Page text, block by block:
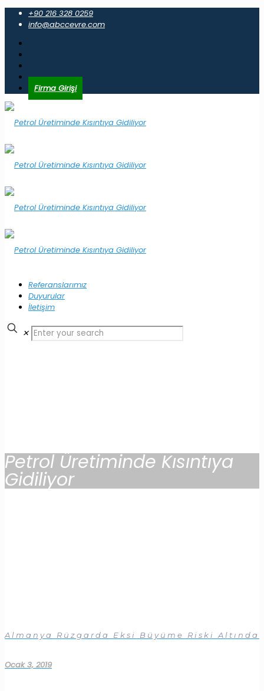
+90 216 328 0259
info@abccevre.com
Firma Girişi
Referanslarımız
Duyurular
İletişim
✕
Petrol Üretiminde Kısıntıya
Gidiliyor
Almanya Rüzgarda Eksi Büyüme Riski Altında
Ocak 3, 2019